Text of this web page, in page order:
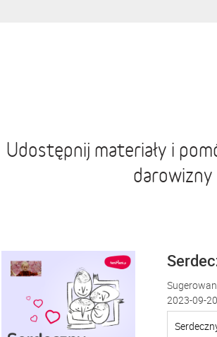
Udostępnij materiały i
2023-09-